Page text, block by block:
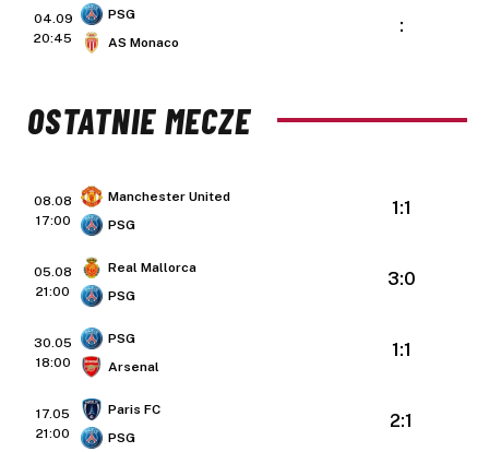
04.09
20:45
PSG
AS Monaco
:
OSTATNIE MECZE
08.08
17:00
Manchester United
PSG
1:1
05.08
21:00
Real Mallorca
PSG
3:0
30.05
18:00
PSG
Arsenal
1:1
17.05
21:00
Paris FC
PSG
2:1